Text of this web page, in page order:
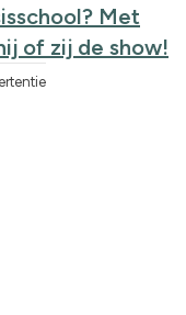
Met
of zij de show!